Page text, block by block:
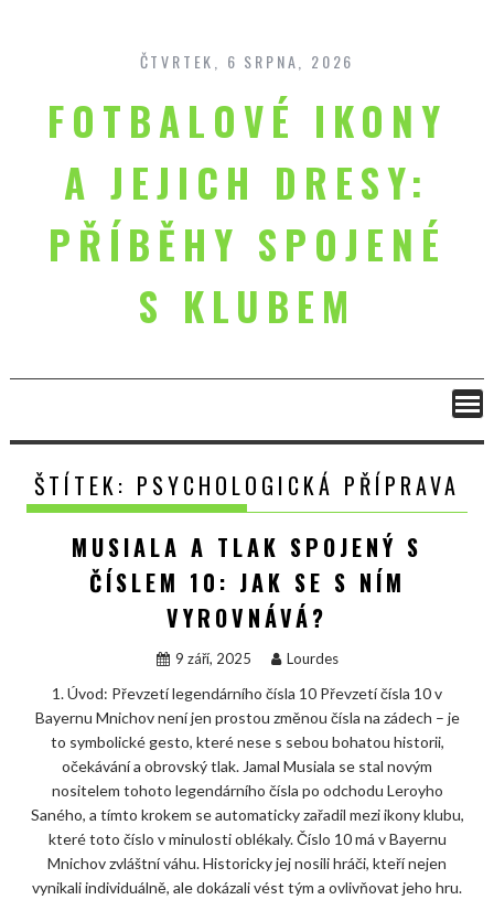
content
ČTVRTEK, 6 SRPNA, 2026
FOTBALOVÉ IKONY
A JEJICH DRESY:
PŘÍBĚHY SPOJENÉ
S KLUBEM
ŠTÍTEK: PSYCHOLOGICKÁ PŘÍPRAVA
MUSIALA A TLAK SPOJENÝ S
ČÍSLEM 10: JAK SE S NÍM
VYROVNÁVÁ?
9 září, 2025 Lourdes
1. Úvod: Převzetí legendárního čísla 10 Převzetí čísla 10 v
Bayernu Mnichov není jen prostou změnou čísla na zádech – je
to symbolické gesto, které nese s sebou bohatou historii,
očekávání a obrovský tlak. Jamal Musiala se stal novým
nositelem tohoto legendárního čísla po odchodu Leroyho
Saného, a tímto krokem se automaticky zařadil mezi ikony klubu,
které toto číslo v minulosti oblékaly. Číslo 10 má v Bayernu
Mnichov zvláštní váhu. Historicky jej nosili hráči, kteří nejen
vynikali individuálně, ale dokázali vést tým a ovlivňovat jeho hru.